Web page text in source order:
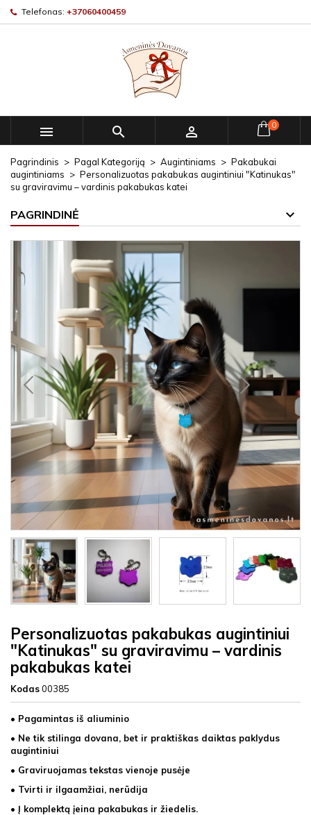
Telefonas: +37060400459
   0
Pagrindinis Pagal Kategoriją Augintiniams
Pakabukai
augintiniams
Personalizuotas pakabukas augintiniui "Katinukas"
su graviravimu – vardinis pakabukas katei
PAGRINDINĖ
Personalizuotas pakabukas augintiniui
"Katinukas" su graviravimu – vardinis
pakabukas katei
Kodas00385
• Pagamintas iš aliuminio
• Ne tik stilinga dovana, bet ir praktiškas daiktas paklydus
augintiniui
• Graviruojamas tekstas vienoje pusėje
• Tvirti ir ilgaamžiai, nerūdija
• Į komplektą įeina pakabukas ir žiedelis.